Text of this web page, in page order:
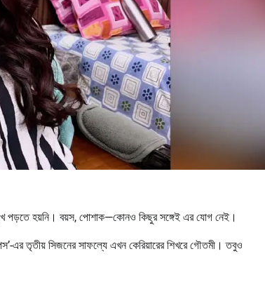
মুখে পড়তে হয়নি। বয়স, পোশাক—কোনও কিছুর সঙ্গেই এর যোগ নেই।
এর তৃতীয় সিজনের সাফল্যে এখন কেরিয়ারের শিখরে গৌতমী। তবুও